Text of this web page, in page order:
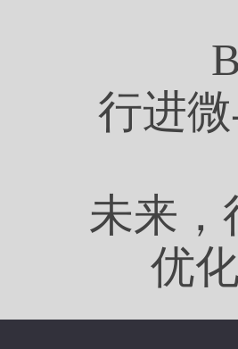
行进
未来，
优